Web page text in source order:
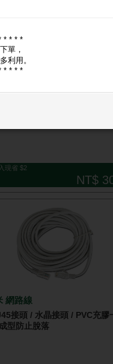
現省 $2
NT$
網路線
接頭 / 水晶接頭 / PVC充膠
型防止脫落
* * * *
單，
利用。
* * * *